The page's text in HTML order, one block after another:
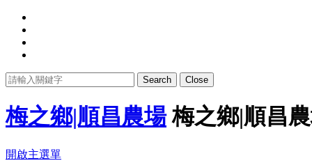
Search Close
梅之鄉|順昌農場 梅之鄉|順昌
開啟主選單